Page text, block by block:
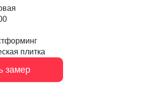
плитка
замер